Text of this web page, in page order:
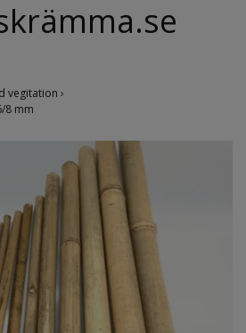
vegitation ›
8 mm